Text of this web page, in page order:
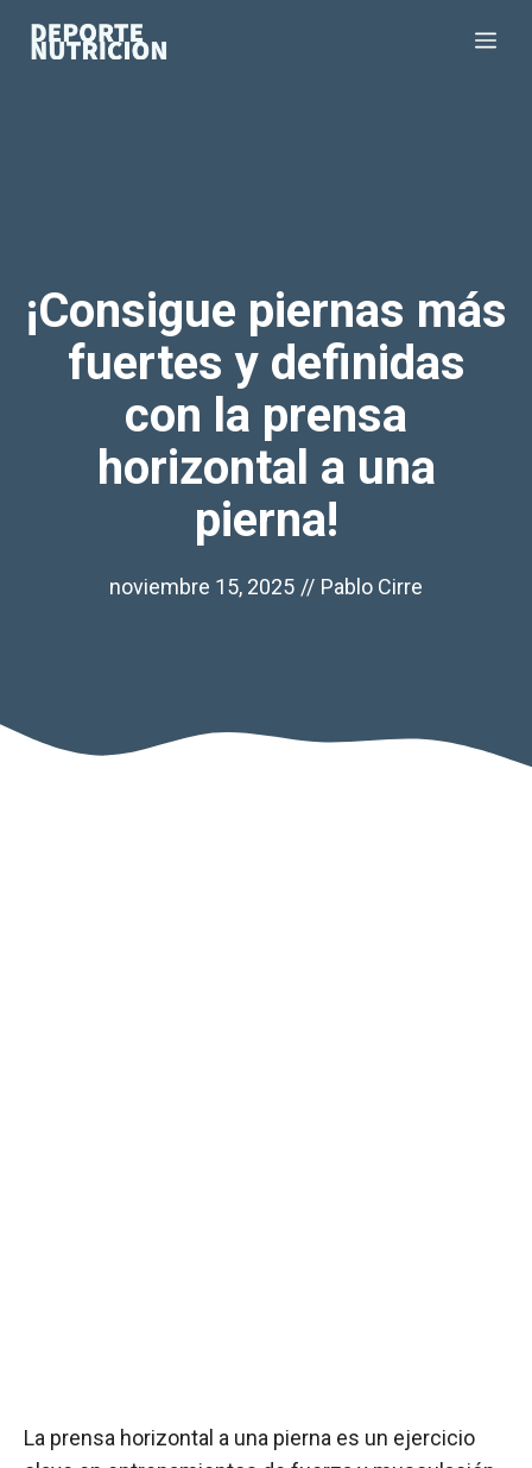
¡Consigue piernas más
fuertes y definidas
con la prensa
horizontal a una
pierna!
noviembre 15, 2025 // Pablo Cirre
La prensa horizontal a una pierna es un ejercicio